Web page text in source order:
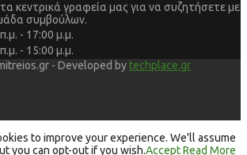
κεντρικά γραφεία μας για να συζητήσετε με
συμβούλων.
- 17:00 μ.μ.
- 15:00 μ.μ.
- Developed by techplace.gr
to improve your experience. We'll assume
you can opt-out if you wish.AcceptRead More